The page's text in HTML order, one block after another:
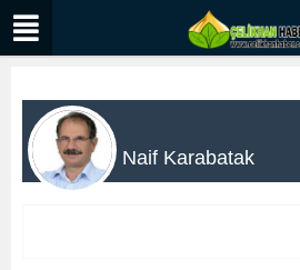
Naif Karabatak